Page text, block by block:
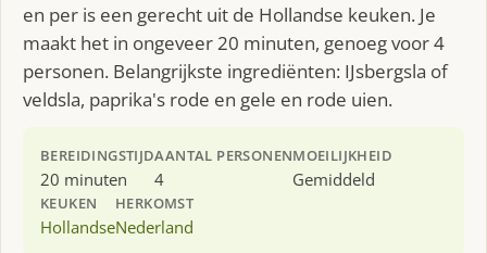
en per is een gerecht uit de Hollandse keuken. Je
maakt het in ongeveer 20 minuten, genoeg voor 4
personen. Belangrijkste ingrediënten: IJsbergsla of
veldsla, paprika's rode en gele en rode uien.
BEREIDINGSTIJD
20 minuten
AANTAL PERSONEN
4
MOEILIJKHEID
Gemiddeld
KEUKEN
Hollandse
HERKOMST
Nederland